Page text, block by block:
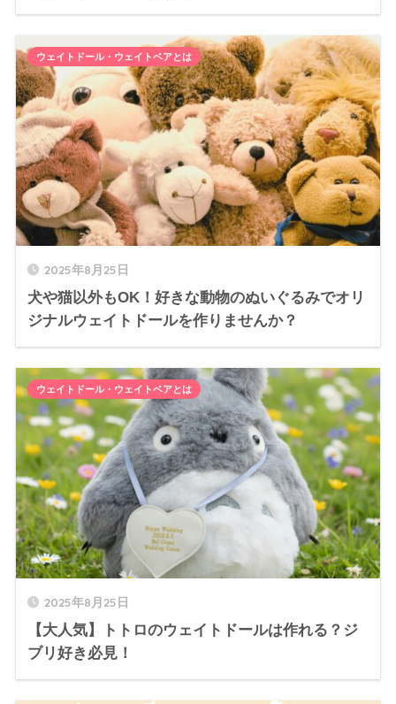
2025年8月25日
犬や猫以外もOK！好きな動物のぬいぐるみでオリ
ジナルウェイトドールを作りませんか？
ウェイトドール・ウェイトベアとは
2025年8月25日
【大人気】トトロのウェイトドールは作れる？ジ
ブリ好き必見！
ウェイトドール・ウェイトベアとは